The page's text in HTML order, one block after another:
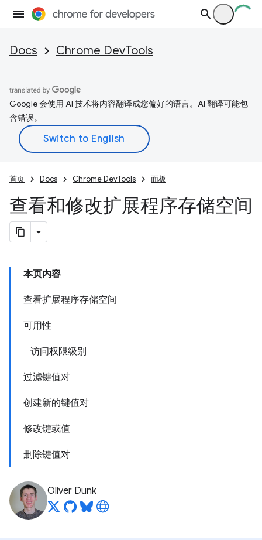
Docs Chrome DevTools
Google 会使用 AI 技术将内容翻译成您偏好的语言。AI 翻译可能包
含错误。
首页 Docs Chrome DevTools 面板
查看和修改扩展程序存储空间
本页内容
查看扩展程序存储空间
可用性
访问权限级别
过滤键值对
创建新的键值对
修改键或值
删除键值对
Oliver Dunk